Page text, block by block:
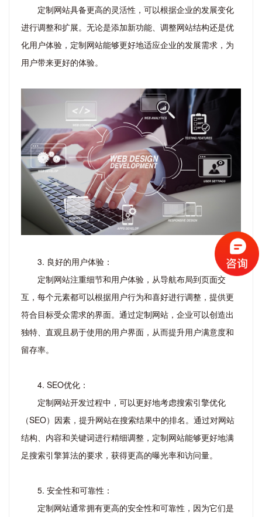
定制网站具备更高的灵活性，可以根据企业的发展变化
进行调整和扩展。无论是添加新功能、调整网站结构还是优
化用户体验，定制网站能够更好地适应企业的发展需求，为
用户带来更好的体验。
3. 良好的用户体验：
定制网站注重细节和用户体验，从导航布局到页面交
互，每个元素都可以根据用户行为和喜好进行调整，提供更
符合目标受众需求的界面。通过定制网站，企业可以创造出
独特、直观且易于使用的用户界面，从而提升用户满意度和
留存率。
4. SEO优化：
定制网站开发过程中，可以更好地考虑搜索引擎优化
（SEO）因素，提升网站在搜索结果中的排名。通过对网站
结构、内容和关键词进行精细调整，定制网站能够更好地满
足搜索引擎算法的要求，获得更高的曝光率和访问量。
5. 安全性和可靠性：
定制网站通常拥有更高的安全性和可靠性，因为它们是